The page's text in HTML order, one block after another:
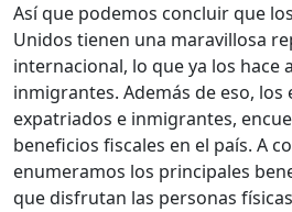
Así que podemos concluir que
Unidos tienen una maravillosa
internacional, lo que ya los hace
inmigrantes. Además de eso, los
expatriados e inmigrantes,
beneficios fiscales en el país. A
enumeramos los principales
que disfrutan las personas